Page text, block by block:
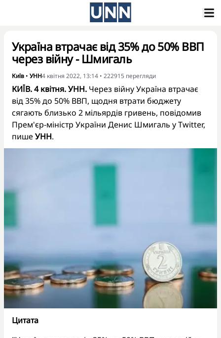
Україна втрачає від 35% до 50% ВВП
через війну - Шмигаль
Київ • УНН4 квітня 2022, 13:14 • 222915 перегляди
КИЇВ. 4 квітня. УНН. Через війну Україна втрачає
від 35% до 50% ВВП, щодня втрати бюджету
сягають близько 2 мільярдів гривень, повідомив
Прем'єр-міністр України Денис Шмигаль уTwitter,
пише УНН.
Цитата